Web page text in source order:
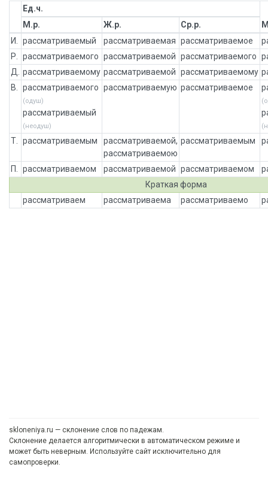
Ед.ч.
М.р. Ж.р.
Ср.р.
И.
рассматриваемый рассматриваемая рассматриваемое
Р.
рассматриваемого рассматриваемой рассматриваемого
Д.
рассматриваемому рассматриваемой рассматриваемому
В.
рассматриваемого
(одуш)
рассматриваемый
(неодуш)
рассматриваемую рассматриваемое
Т. рассматриваемым
рассматриваемой,
рассматриваемою
рассматриваемым
П. рассматриваемом рассматриваемой рассматриваемом
Краткая форма
рассматриваем
рассматриваема рассматриваемо
skloneniya.ru — склонение слов по падежам.
Склонение делается алгоритмически в автоматическом режиме и
может быть неверным. Используйте сайт исключительно для
самопроверки.